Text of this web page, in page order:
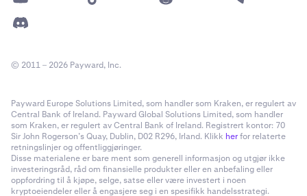
© 2011 – 2026 Payward, Inc.
Payward Europe Solutions Limited, som handler som Kraken, er regulert av
Central Bank of Ireland. Payward Global Solutions Limited, som handler
som Kraken, er regulert av Central Bank of Ireland. Registrert kontor: 70
Sir John Rogerson’s Quay, Dublin, D02 R296, Irland. Klikk herfor relaterte
retningslinjer og offentliggjøringer.
Disse materialene er bare ment som generell informasjon og utgjør ikke
investeringsråd, råd om finansielle produkter eller en anbefaling eller
oppfordring til å kjøpe, selge, satse eller være investert i noen
kryptoeiendeler eller å engasjere seg i en spesifikk handelsstrategi.